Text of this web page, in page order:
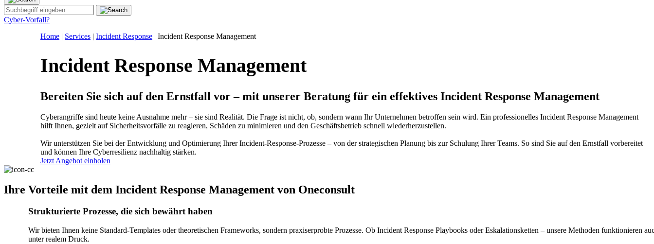
Cyber-Vorfall?
Home | Services | Incident Response | Incident Response Management
Incident Response Management
Bereiten Sie sich auf den Ernstfall vor – mit unserer Beratung für ein effektives Incident Response Management
Cyberangriffe sind heute keine Ausnahme mehr – sie sind Realität. Die Frage ist nicht, ob, sondern wann Ihr Unternehmen betroffen sein wird. Ein professionelles Incident Response Management
hilft Ihnen, gezielt auf Sicherheitsvorfälle zu reagieren, Schäden zu minimieren und den Geschäftsbetrieb schnell wiederherzustellen.
Wir unterstützen Sie bei der Entwicklung und Optimierung Ihrer Incident-Response-Prozesse – von der strategischen Planung bis zur Schulung Ihrer Teams. So sind Sie auf den Ernstfall vorbereitet
und können Ihre Cyberresilienz nachhaltig stärken.
Jetzt Angebot einholen
Ihre Vorteile mit dem Incident Response Management von Oneconsult
Strukturierte Prozesse, die sich bewährt haben
Wir bieten Ihnen keine Standard-Templates oder theoretischen Frameworks, sondern praxiserprobte Prozesse. Ob Incident Response Playbooks oder Eskalationsketten – unsere Methoden funktionieren
unter realem Druck.